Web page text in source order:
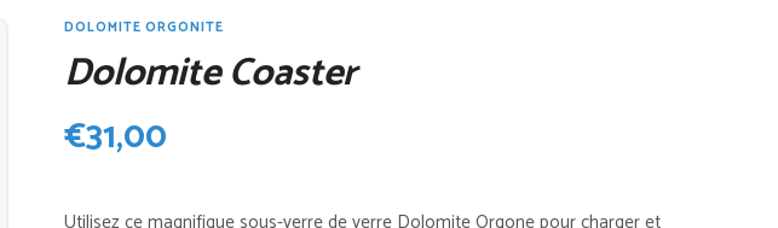
DOLOMITE ORGONITE
Dolomite Coaster
€31,00